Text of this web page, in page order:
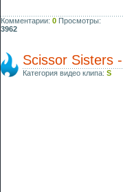
Комментарии: 0 Просмотры:
3962
Scissor Sisters
Категория видео клипа: S